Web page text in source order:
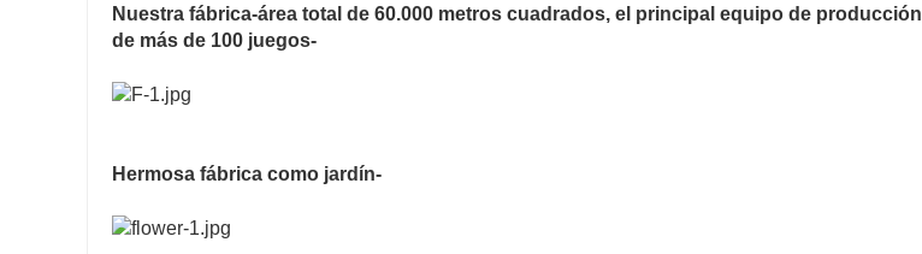
Nuestra fábrica-área total de 60.000 metros cuadrados, el principal equipo de producción
de más de 100 juegos-
Hermosa fábrica como jardín-